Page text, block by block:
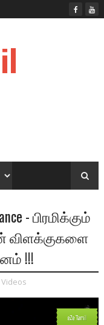
- பிரமிக்கும்
விளக்குகளை
!!!